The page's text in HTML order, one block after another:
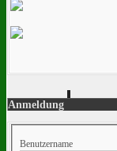
Anmeldung
Benutzername